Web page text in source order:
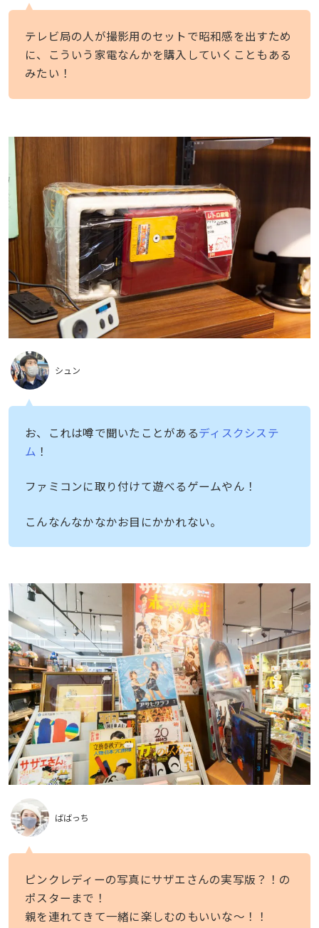
テレビ局の人が撮影用のセットで昭和感を出すため
に、こういう家電なんかを購入していくこともある
みたい！
シュン
お、これは噂で聞いたことがあるディスクシステ
ム ！
ファミコンに取り付けて遊べるゲームやん！
こんなんなかなかお目にかかれない。
ばばっち
ピンクレディーの写真にサザエさんの実写版？！の
ポスターまで！
親を連れてきて一緒に楽しむのもいいな〜！！